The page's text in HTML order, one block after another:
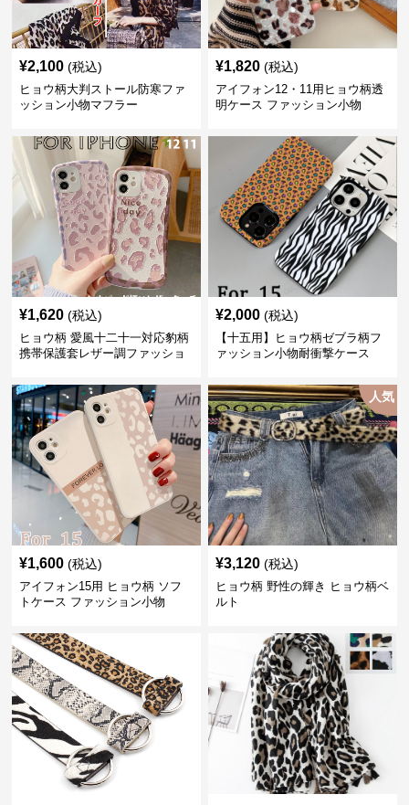
¥2,100 (税込)
ヒョウ柄大判ストール防寒ファ
ッション小物マフラー
¥1,820 (税込)
アイフォン12・11用ヒョウ柄透
明ケース ファッション小物
¥1,620 (税込)
ヒョウ柄 愛風十二十一対応豹柄
携帯保護套レザー調ファッショ
¥2,000 (税込)
【十五用】ヒョウ柄ゼブラ柄フ
ァッション小物耐衝撃ケース
¥1,600 (税込)
アイフォン15用 ヒョウ柄 ソフ
トケース ファッション小物
人気
¥3,120 (税込)
ヒョウ柄 野性の輝き ヒョウ柄ベ
ルト